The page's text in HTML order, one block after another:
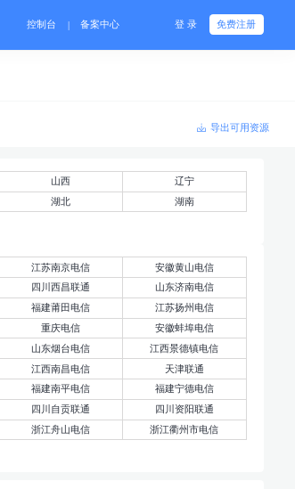
控制台 | 备案中心 登 录 免费注册
导出可用资源
山西
辽宁
湖北
湖南
江苏南京电信
安徽黄山电信
四川西昌联通
山东济南电信
福建莆田电信
江苏扬州电信
重庆电信
安徽蚌埠电信
山东烟台电信
江西景德镇电信
江西南昌电信
天津联通
福建南平电信
福建宁德电信
四川自贡联通
四川资阳联通
浙江舟山电信
浙江衢州市电信